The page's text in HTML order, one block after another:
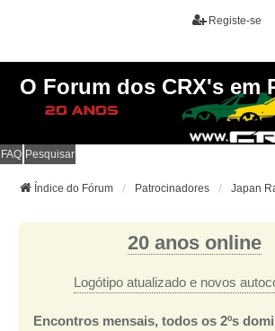
Registe-se
O Forum dos CRX's em
FAQ Pesquisar
Índice do Fórum Patrocinadores Japan
20 anos online
Logótipo atualizado e novos
Encontros mensais, todos os 2ºs